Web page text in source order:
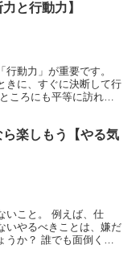
と行動力】
動力」が重要です。
きに、すぐに決断して行
ころにも平等に訪れま
ら楽しもう【やる気
いこと。 例えば、仕
いやるべきことは、嫌だ
か？ 誰でも面倒くさ